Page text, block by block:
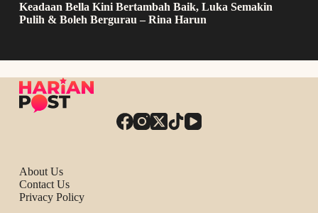
Keadaan Bella Kini Bertambah Baik, Luka Semakin
Pulih & Boleh Bergurau – Rina Harun
About Us
Contact Us
Privacy Policy